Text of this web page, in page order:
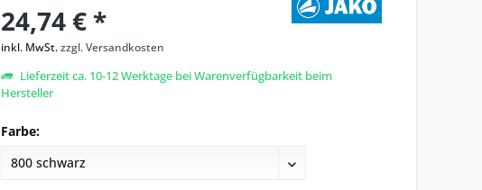
24,74 € *
inkl. MwSt.zzgl. Versandkosten
Lieferzeit ca. 10-12 Werktage bei Warenverfügbarkeit beim
Hersteller
Farbe: